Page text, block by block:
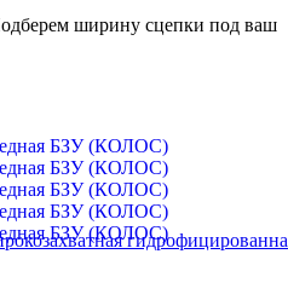
ширину сцепки под ваш